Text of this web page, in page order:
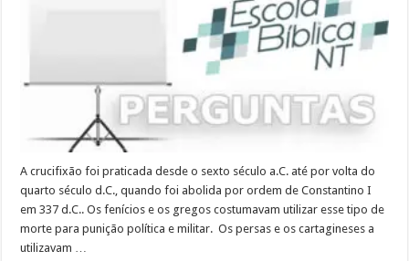
A crucifixão foi praticada desde o sexto século a.C. até por volta do
quarto século d.C., quando foi abolida por ordem de Constantino I
em 337 d.C.. Os fenícios e os gregos costumavam utilizar esse tipo de
morte para punição política e militar. Os persas e os cartagineses a
utilizavam …